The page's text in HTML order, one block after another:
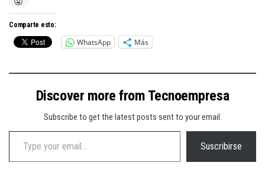
Comparte esto:
WhatsApp Más
Discover more from Tecnoempresa
Subscribe to get the latest posts sent to your email.
Type your email…
Suscribirse